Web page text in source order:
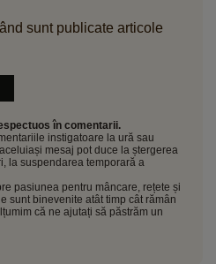
sunt publicate articole
în comentarii.
instigatoare la ură sau
mesaj pot duce la ștergerea
la suspendarea temporară a
pasiunea pentru mâncare, rețete și
sunt binevenite atât timp cât rămân
că ne ajutați să păstrăm un